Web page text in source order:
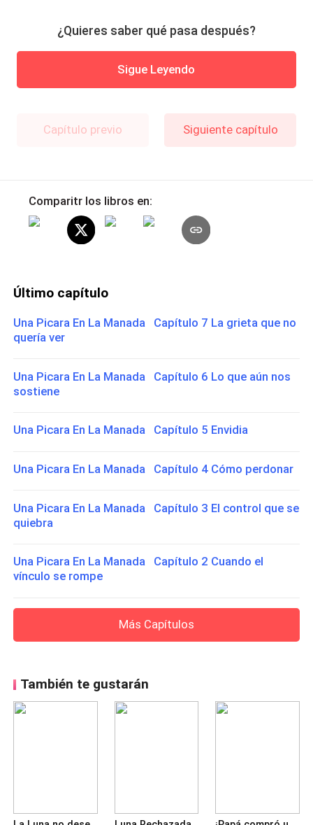
¿Quieres saber qué pasa después?
Sigue Leyendo
Capítulo previo Siguiente capítulo
Comparitr los libros en:
Último capítulo
Una Picara En La Manada Capítulo 7 La grieta que no
quería ver
Una Picara En La Manada Capítulo 6 Lo que aún nos
sostiene
Una Picara En La Manada Capítulo 5 Envidia
Una Picara En La Manada Capítulo 4 Cómo perdonar
Una Picara En La Manada Capítulo 3 El control que se
quiebra
Una Picara En La Manada Capítulo 2 Cuando el
vínculo se rompe
Más Capítulos
También te gustarán